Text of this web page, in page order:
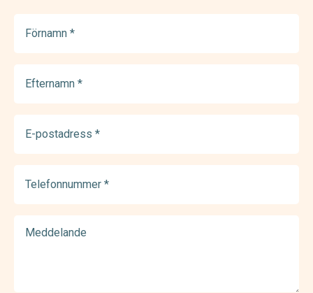
(Required)
(Required)
postadress
(Required)